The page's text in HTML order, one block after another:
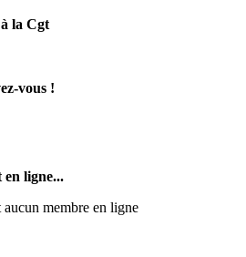
la Cgt
vous !
en ligne...
membre en ligne